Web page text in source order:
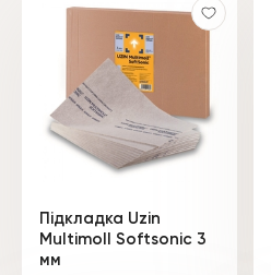
Підкладка Uzin
Multimoll Softsonic 3
мм